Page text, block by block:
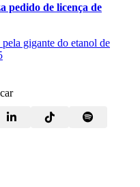
pedido de licença de
gigante do etanol de